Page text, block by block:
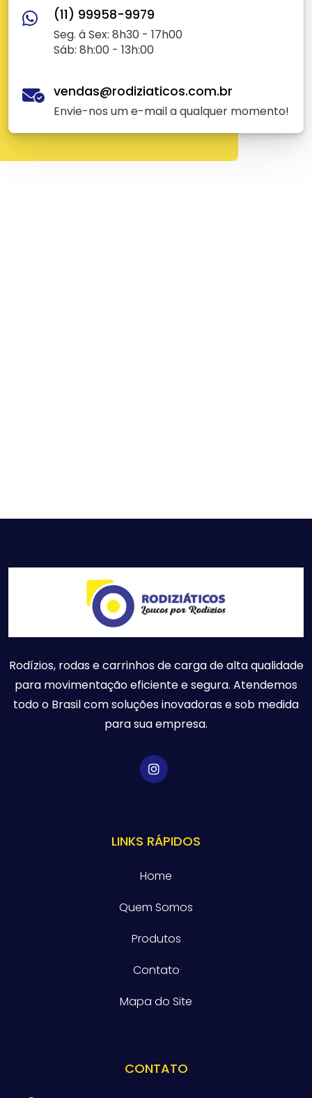
(11) 99958-9979
Seg. á Sex: 8h30 - 17h00
Sáb: 8h:00 - 13h:00
vendas@rodiziaticos.com.br
Envie-nos um e-mail a qualquer momento!
Rodízios, rodas e carrinhos de carga de alta qualidade
para movimentação eficiente e segura. Atendemos
todo o Brasil com soluções inovadoras e sob medida
para sua empresa.
LINKS RÁPIDOS
Home
Quem Somos
Produtos
Contato
Mapa do Site
CONTATO